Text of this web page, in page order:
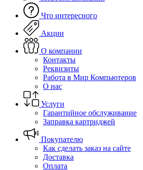
Что интересного
Акции
О компании
Контакты
Реквизиты
Работа в Мир Компьютеров
О нас
Услуги
Гарантийное обслуживание
Заправка картриджей
Покупателю
Как сделать заказ на сайте
Доставка
Оплата